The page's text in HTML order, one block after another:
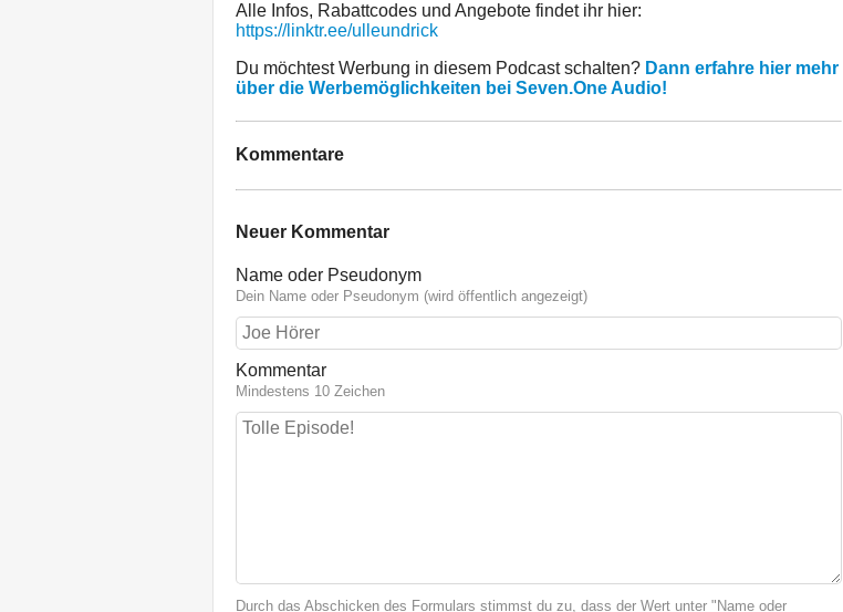
Alle Infos, Rabattcodes und Angebote findet ihr hier:
https://linktr.ee/ulleundrick
Du möchtest Werbung in diesem Podcast schalten? Dann erfahre hier mehr
über die Werbemöglichkeiten bei Seven.One Audio!
Kommentare
Neuer Kommentar
Name oder Pseudonym
Dein Name oder Pseudonym (wird öffentlich angezeigt)
Kommentar
Mindestens 10 Zeichen
Durch das Abschicken des Formulars stimmst du zu, dass der Wert unter "Name oder